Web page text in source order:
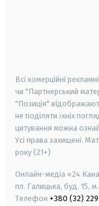
Всі комерційні
чи "Партнерський
"Позиція"
не поділяти їхніх
цитування можна
Усі права захищені.
року (21+)
Онлайн-медіа «24
пл. Галицька, буд. 15,
Телефон +380 (32)